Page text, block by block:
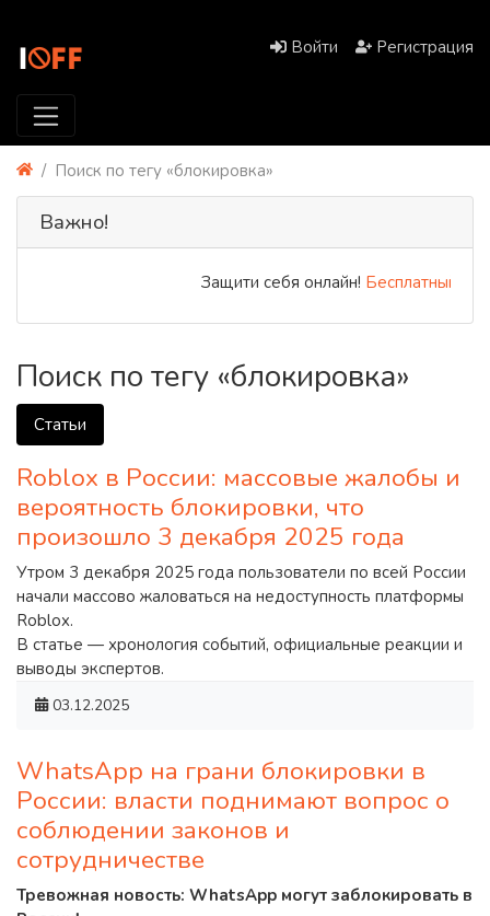
Войти Регистрация
Поиск по тегу «блокировка»
Важно!
Защити себя онлайн!Бесплатный
Поиск по тегу «блокировка»
Статьи
Roblox в России: массовые жалобы и
вероятность блокировки, что
произошло 3 декабря 2025 года
Утром 3 декабря 2025 года пользователи по всей России
начали массово жаловаться на недоступность платформы
Roblox.
В статье — хронология событий, официальные реакции и
выводы экспертов.
03.12.2025
WhatsApp на грани блокировки в
России: власти поднимают вопрос о
соблюдении законов и
сотрудничестве
Тревожная новость: WhatsApp могут заблокировать в